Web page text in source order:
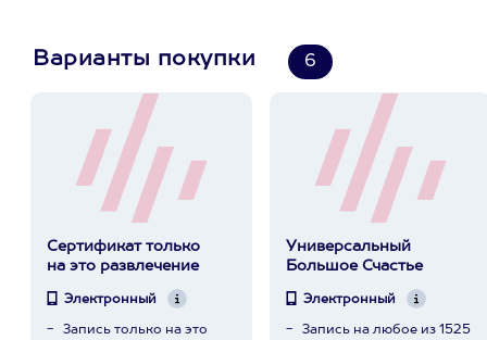
Варианты покупки 6
Сертификат только
на это развлечение
Электронный
Запись только на это
Универсальный
Большое Счастье
Электронный
Запись на любое из 1525